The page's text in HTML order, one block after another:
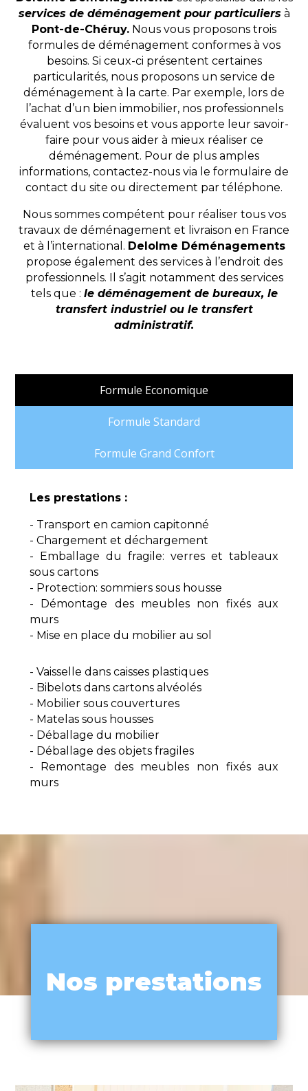
services de déménagement pour particuliers à
Pont-de-Chéruy. Nous vous proposons trois
formules de déménagement conformes à vos
besoins. Si ceux-ci présentent certaines
particularités, nous proposons un service de
déménagement à la carte. Par exemple, lors de
l’achat d’un bien immobilier, nos professionnels
évaluent vos besoins et vous apporte leur savoir-
faire pour vous aider à mieux réaliser ce
déménagement. Pour de plus amples
informations, contactez-nous via le formulaire de
contact du site ou directement par téléphone.
Nous sommes compétent pour réaliser tous vos
travaux de déménagement et livraison en France
et à l’international. Delolme Déménagements
propose également des services à l’endroit des
professionnels. Il s’agit notamment des services
tels que : le déménagement de bureaux, le
transfert industriel ou le transfert
administratif.
Formule Economique
Formule Standard
Formule Grand Confort
Les prestations :
- Transport en camion capitonné
- Chargement et déchargement
- Emballage du fragile: verres et tableaux
sous cartons
- Protection: sommiers sous housse
- Démontage des meubles non fixés aux
murs
- Mise en place du mobilier au sol
- Vaisselle dans caisses plastiques
- Bibelots dans cartons alvéolés
- Mobilier sous couvertures
- Matelas sous housses
- Déballage du mobilier
- Déballage des objets fragiles
- Remontage des meubles non fixés aux
murs
Nos prestations